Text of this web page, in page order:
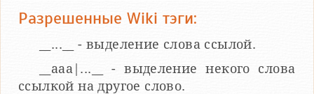
Разрешенные Wiki тэги:
__...__ - выделение слова ссылой.
__aaa|...__ - выделение некого слова
ссылкой на другое слово.